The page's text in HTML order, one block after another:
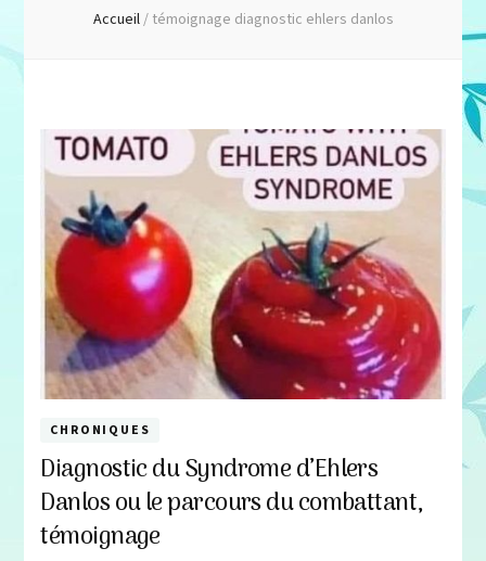
Accueil/ témoignage diagnostic ehlers danlos
CHRONIQUES
Diagnostic du Syndrome d’Ehlers
Danlos ou le parcours du combattant,
témoignage